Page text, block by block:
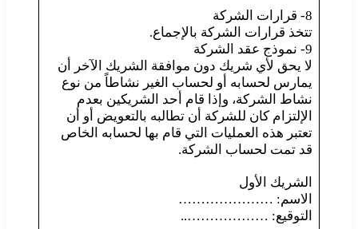
8- قرارات الشركة
تتخذ قرارات الشركة بالإجماع.
9- نموذج عقد الشركة
لا يحق لأي شريك دون موافقة الشريك الآخر أن
يمارس لحسابه أو لحساب الغير نشاطاً من نوع
نشاط الشركة، وإذا قام أحد الشريكين بعدم
الإلتزام كان للشركة أن تطالبه بالتعويض أو أن
تعتبر هذه العمليات التي قام بها لحسابه الخاص
قد تمت لحساب الشركة.
الشريك الأول
الاسم: …………………
التوقيع: ………………..